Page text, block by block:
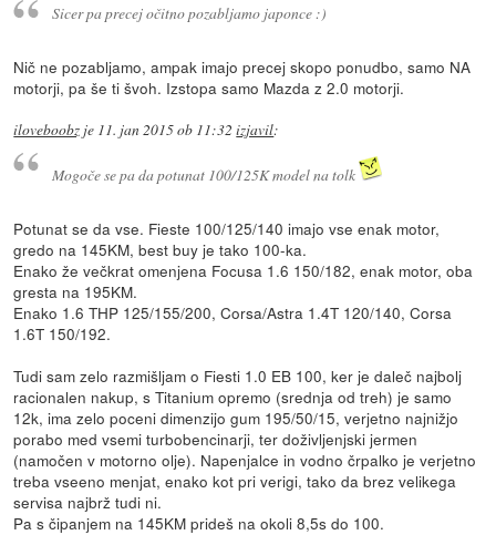
Sicer pa precej očitno pozabljamo japonce :)
Nič ne pozabljamo, ampak imajo precej skopo ponudbo, samo NA
motorji, pa še ti švoh. Izstopa samo Mazda z 2.0 motorji.
iloveboobz je 11. jan 2015 ob 11:32 izjavil:
Mogoče se pa da potunat 100/125K model na tolk
Potunat se da vse. Fieste 100/125/140 imajo vse enak motor,
gredo na 145KM, best buy je tako 100-ka.
Enako že večkrat omenjena Focusa 1.6 150/182, enak motor, oba
gresta na 195KM.
Enako 1.6 THP 125/155/200, Corsa/Astra 1.4T 120/140, Corsa
1.6T 150/192.
Tudi sam zelo razmišljam o Fiesti 1.0 EB 100, ker je daleč najbolj
racionalen nakup, s Titanium opremo (srednja od treh) je samo
12k, ima zelo poceni dimenzijo gum 195/50/15, verjetno najnižjo
porabo med vsemi turbobencinarji, ter doživljenjski jermen
(namočen v motorno olje). Napenjalce in vodno črpalko je verjetno
treba vseeno menjat, enako kot pri verigi, tako da brez velikega
servisa najbrž tudi ni.
Pa s čipanjem na 145KM prideš na okoli 8,5s do 100.